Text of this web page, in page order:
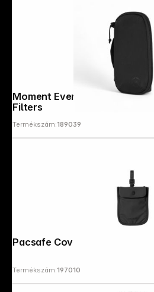
Moment Everything Lens Filter Soft Case for 6
Filters
Termékszám:189039
Termékszám:197010